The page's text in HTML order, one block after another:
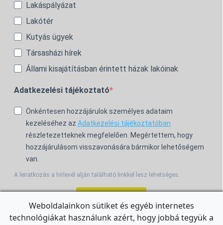
Lakáspályázat
Lakótér
Kutyás ügyek
Társasházi hírek
Állami kisajátításban érintett házak lakóinak
Adatkezelési tájékoztató
Önkéntesen hozzájárulok személyes adataim
kezeléséhez az Adatkezelési tájékoztatóban
részletezetteknek megfelelően. Megértettem, hogy
hozzájárulásom visszavonására bármikor lehetőségem
van.
A leiratkozás a hírlevél alján található linkkel lesz lehetséges.
Weboldalainkon sütiket és egyéb internetes
technológiákat használunk azért, hogy jobbá tegyük a